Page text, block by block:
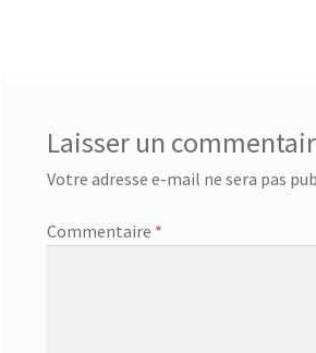
Laisser un
Votre adresse e-mail ne sera pas
Commentaire *